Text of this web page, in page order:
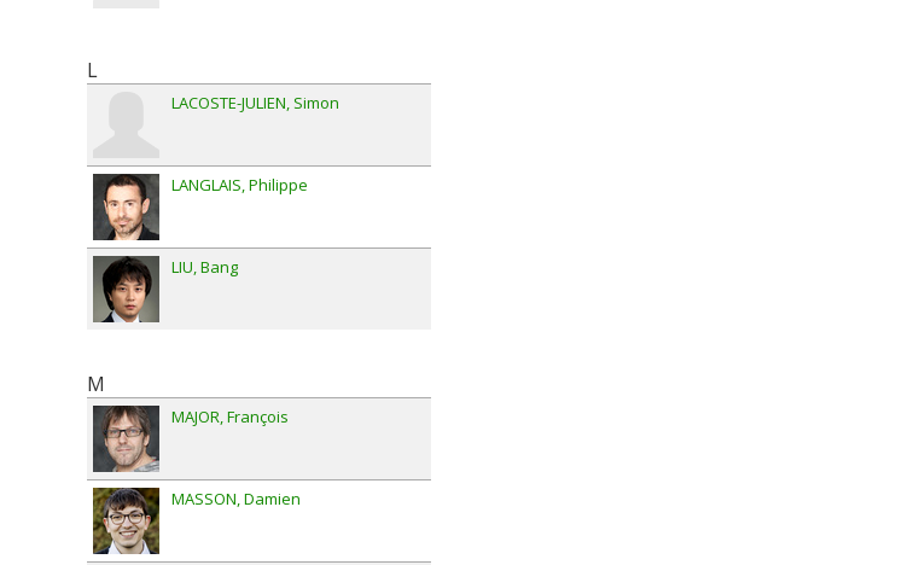
L
LACOSTE-JULIEN Simon
LANGLAIS Philippe
LIU Bang
M
MAJOR François
MASSON Damien